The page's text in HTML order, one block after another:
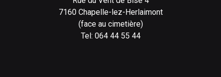
7160 Chapelle-lez-Herlaimont
(face au cimetière)
Tel: 064 44 55 44